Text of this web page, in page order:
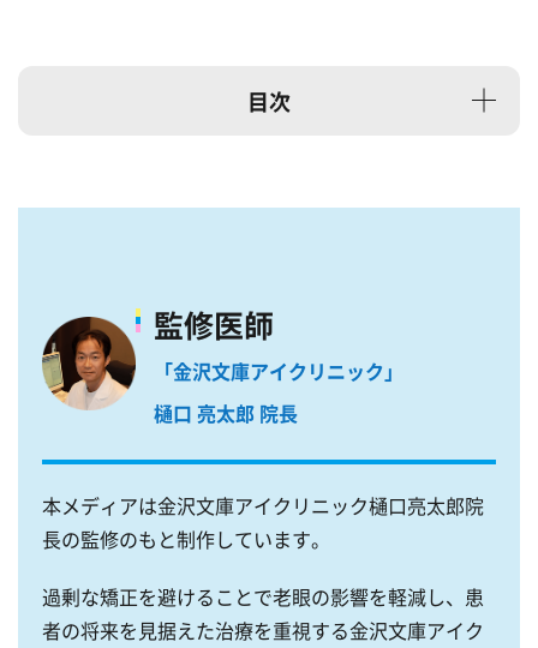
目次
監修医師
「金沢文庫アイクリニック」
樋口 亮太郎 院長
本メディアは金沢文庫アイクリニック樋口亮太郎院
長の監修のもと制作しています。
過剰な矯正を避けることで老眼の影響を軽減し、患
者の将来を見据えた治療を重視する金沢文庫アイク